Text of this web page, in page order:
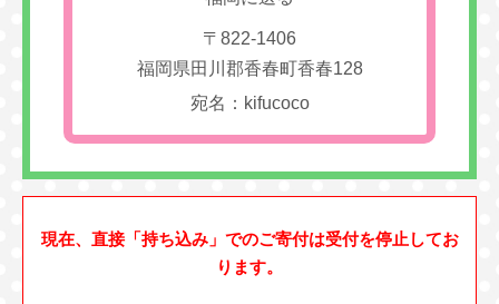
〒822-1406
福岡県田川郡香春町香春128
宛名：kifucoco
現在、直接「持ち込み」でのご寄付は受付を停止してお
ります。